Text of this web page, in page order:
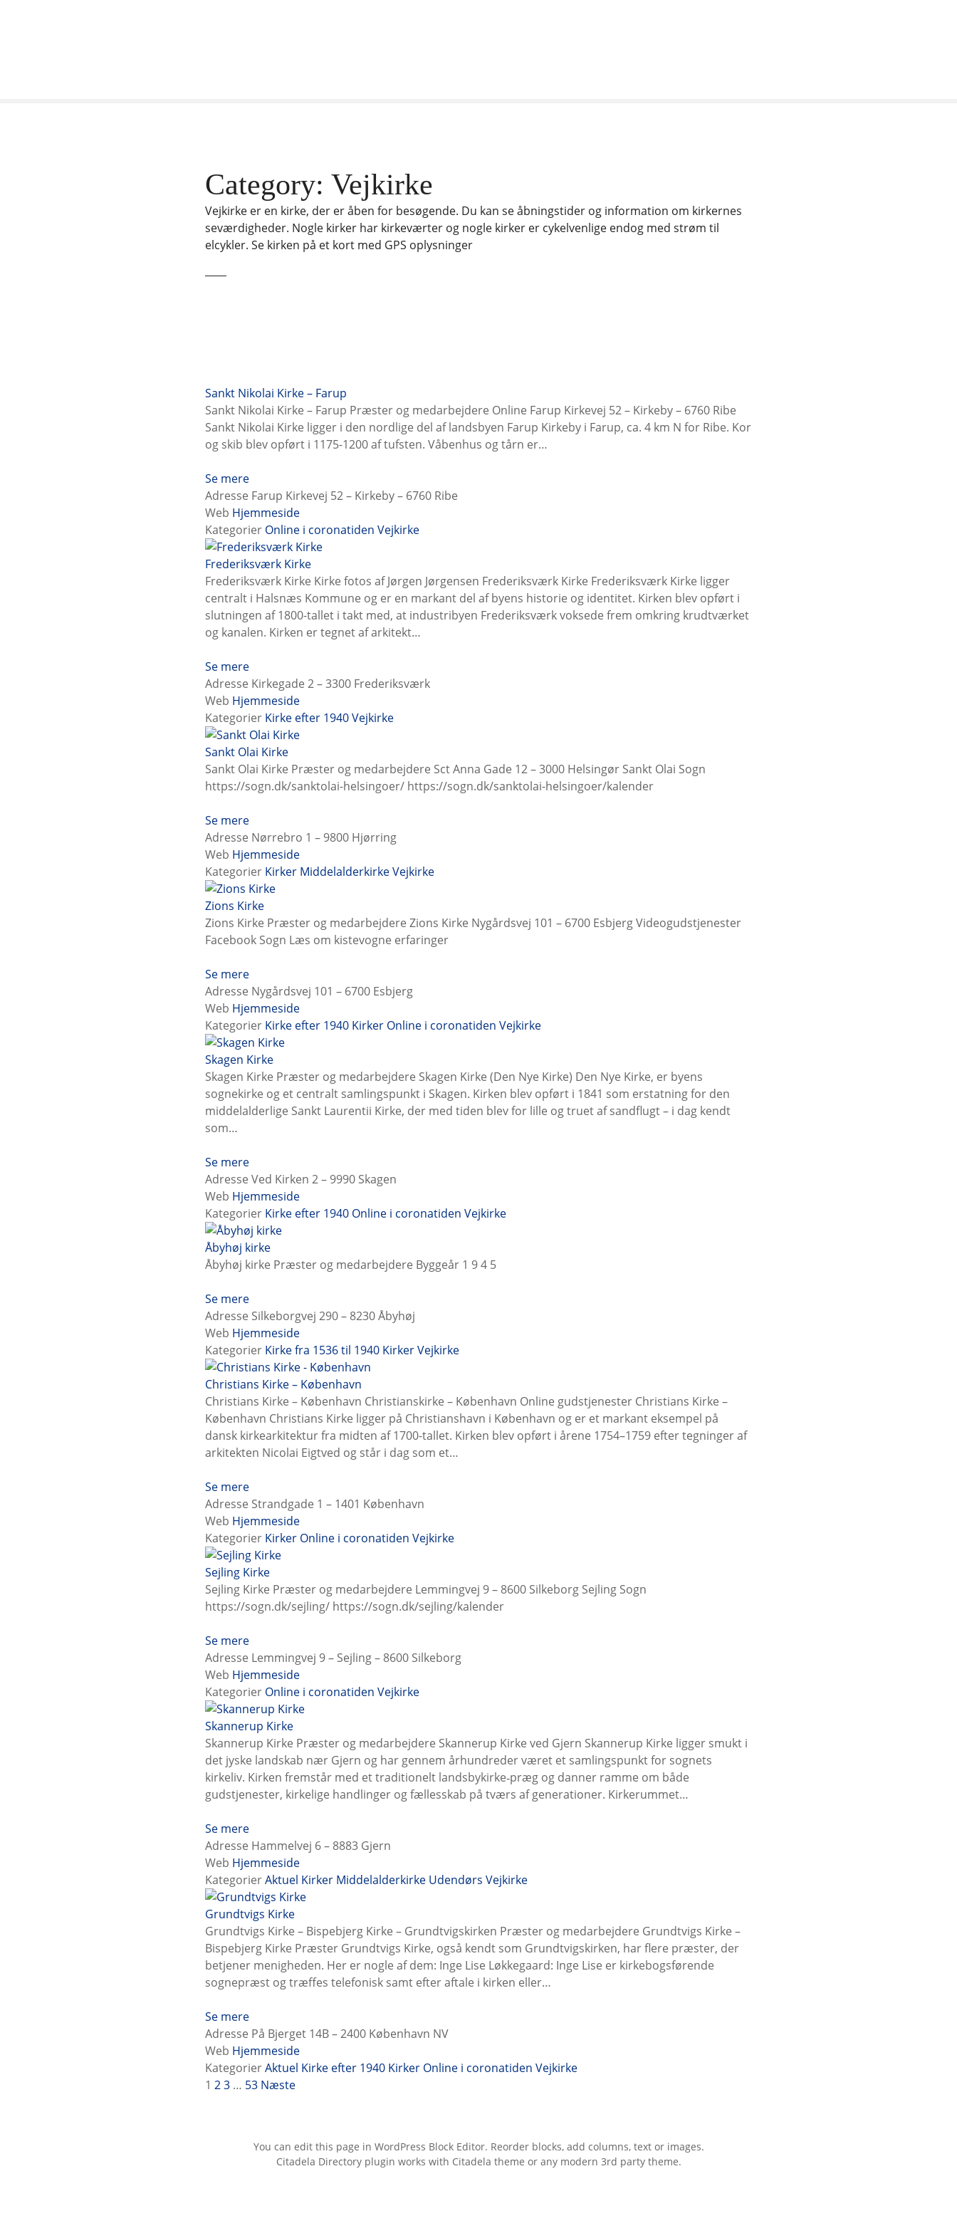
Category: Vejkirke
Vejkirke er en kirke, der er åben for besøgende. Du kan se åbningstider og information om kirkernes
seværdigheder. Nogle kirker har kirkeværter og nogle kirker er cykelvenlige endog med strøm til
elcykler. Se kirken på et kort med GPS oplysninger
Sankt Nikolai Kirke – Farup
Sankt Nikolai Kirke – Farup Præster og medarbejdere Online Farup Kirkevej 52 – Kirkeby – 6760 Ribe
Sankt Nikolai Kirke ligger i den nordlige del af landsbyen Farup Kirkeby i Farup, ca. 4 km N for Ribe. Kor
og skib blev opført i 1175-1200 af tufsten. Våbenhus og tårn er…
Se mere
Adresse Farup Kirkevej 52 – Kirkeby – 6760 Ribe
Web Hjemmeside
Kategorier Online i coronatiden Vejkirke
Frederiksværk Kirke
Frederiksværk Kirke Kirke fotos af Jørgen Jørgensen Frederiksværk Kirke Frederiksværk Kirke ligger
centralt i Halsnæs Kommune og er en markant del af byens historie og identitet. Kirken blev opført i
slutningen af 1800-tallet i takt med, at industribyen Frederiksværk voksede frem omkring krudtværket
og kanalen. Kirken er tegnet af arkitekt…
Se mere
Adresse Kirkegade 2 – 3300 Frederiksværk
Web Hjemmeside
Kategorier Kirke efter 1940Vejkirke
Sankt Olai Kirke
Sankt Olai Kirke Præster og medarbejdere Sct Anna Gade 12 – 3000 Helsingør Sankt Olai Sogn
https://sogn.dk/sanktolai-helsingoer/ https://sogn.dk/sanktolai-helsingoer/kalender
Se mere
Adresse Nørrebro 1 – 9800 Hjørring
Web Hjemmeside
Kategorier Kirker MiddelalderkirkeVejkirke
Zions Kirke
Zions Kirke Præster og medarbejdere Zions Kirke Nygårdsvej 101 – 6700 Esbjerg Videogudstjenester
Facebook Sogn Læs om kistevogne erfaringer
Se mere
Adresse Nygårdsvej 101 – 6700 Esbjerg
Web Hjemmeside
Kategorier Kirke efter 1940 Kirker Online i coronatiden Vejkirke
Skagen Kirke
Skagen Kirke Præster og medarbejdere Skagen Kirke (Den Nye Kirke) Den Nye Kirke, er byens
sognekirke og et centralt samlingspunkt i Skagen. Kirken blev opført i 1841 som erstatning for den
middelalderlige Sankt Laurentii Kirke, der med tiden blev for lille og truet af sandflugt – i dag kendt
som…
Se mere
Adresse Ved Kirken 2 – 9990 Skagen
Web Hjemmeside
Kategorier Kirke efter 1940 Online i coronatiden Vejkirke
Åbyhøj kirke
Åbyhøj kirke Præster og medarbejdere Byggeår 1 9 4 5
Se mere
Adresse Silkeborgvej 290 – 8230 Åbyhøj
Web Hjemmeside
Kategorier Kirke fra 1536 til 1940 KirkerVejkirke
Christians Kirke – København
Christians Kirke – København Christianskirke – København Online gudstjenester Christians Kirke –
København Christians Kirke ligger på Christianshavn i København og er et markant eksempel på
dansk kirkearkitektur fra midten af 1700-tallet. Kirken blev opført i årene 1754–1759 efter tegninger af
arkitekten Nicolai Eigtved og står i dag som et…
Se mere
Adresse Strandgade 1 – 1401 København
Web Hjemmeside
Kategorier Kirker Online i coronatiden Vejkirke
Sejling Kirke
Sejling Kirke Præster og medarbejdere Lemmingvej 9 – 8600 Silkeborg Sejling Sogn
https://sogn.dk/sejling/ https://sogn.dk/sejling/kalender
Se mere
Adresse Lemmingvej 9 – Sejling – 8600 Silkeborg
Web Hjemmeside
Kategorier Online i coronatiden Vejkirke
Skannerup Kirke
Skannerup Kirke Præster og medarbejdere Skannerup Kirke ved Gjern Skannerup Kirke ligger smukt i
det jyske landskab nær Gjern og har gennem århundreder været et samlingspunkt for sognets
kirkeliv. Kirken fremstår med et traditionelt landsbykirke‑præg og danner ramme om både
gudstjenester, kirkelige handlinger og fællesskab på tværs af generationer. Kirkerummet…
Se mere
Adresse Hammelvej 6 – 8883 Gjern
Web Hjemmeside
KategorierAktuel Kirker Middelalderkirke Udendørs Vejkirke
Grundtvigs Kirke
Grundtvigs Kirke – Bispebjerg Kirke – Grundtvigskirken Præster og medarbejdere Grundtvigs Kirke –
Bispebjerg Kirke Præster Grundtvigs Kirke, også kendt som Grundtvigskirken, har flere præster, der
betjener menigheden. Her er nogle af dem: Inge Lise Løkkegaard: Inge Lise er kirkebogsførende
sognepræst og træffes telefonisk samt efter aftale i kirken eller…
Se mere
Adresse På Bjerget 14B – 2400 København NV
Web Hjemmeside
KategorierAktuel Kirke efter 1940 Kirker Online i coronatiden Vejkirke
I
1 23 … 53 Næste
You can edit this page in WordPress Block Editor. Reorder blocks, add columns, text or images.
Citadela Directory plugin works with Citadela theme or any modern 3rd party theme.